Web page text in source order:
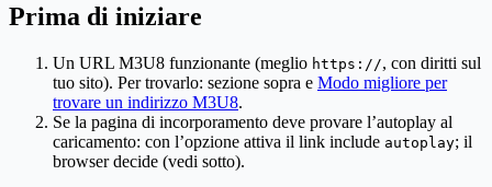
Prima di iniziare
Un URL M3U8 funzionante (meglio https://, con diritti sul
tuo sito). Per trovarlo: sezione sopra e Modo migliore per
trovare un indirizzo M3U8.
Se la pagina di incorporamento deve provare l’autoplay al
caricamento: con l’opzione attiva il link include autoplay; il
browser decide (vedi sotto).